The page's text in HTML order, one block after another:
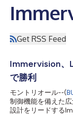
Get RSS Feed
Immervision、
で勝利
モントリオール--(
制御機能を備えた
設計をリードする